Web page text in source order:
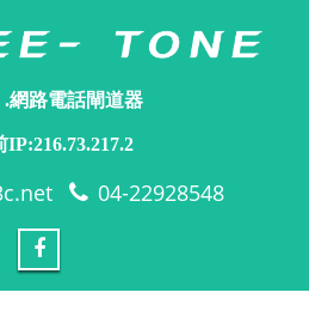
網路電話閘道器
IP:216.73.217.2
04-22928548